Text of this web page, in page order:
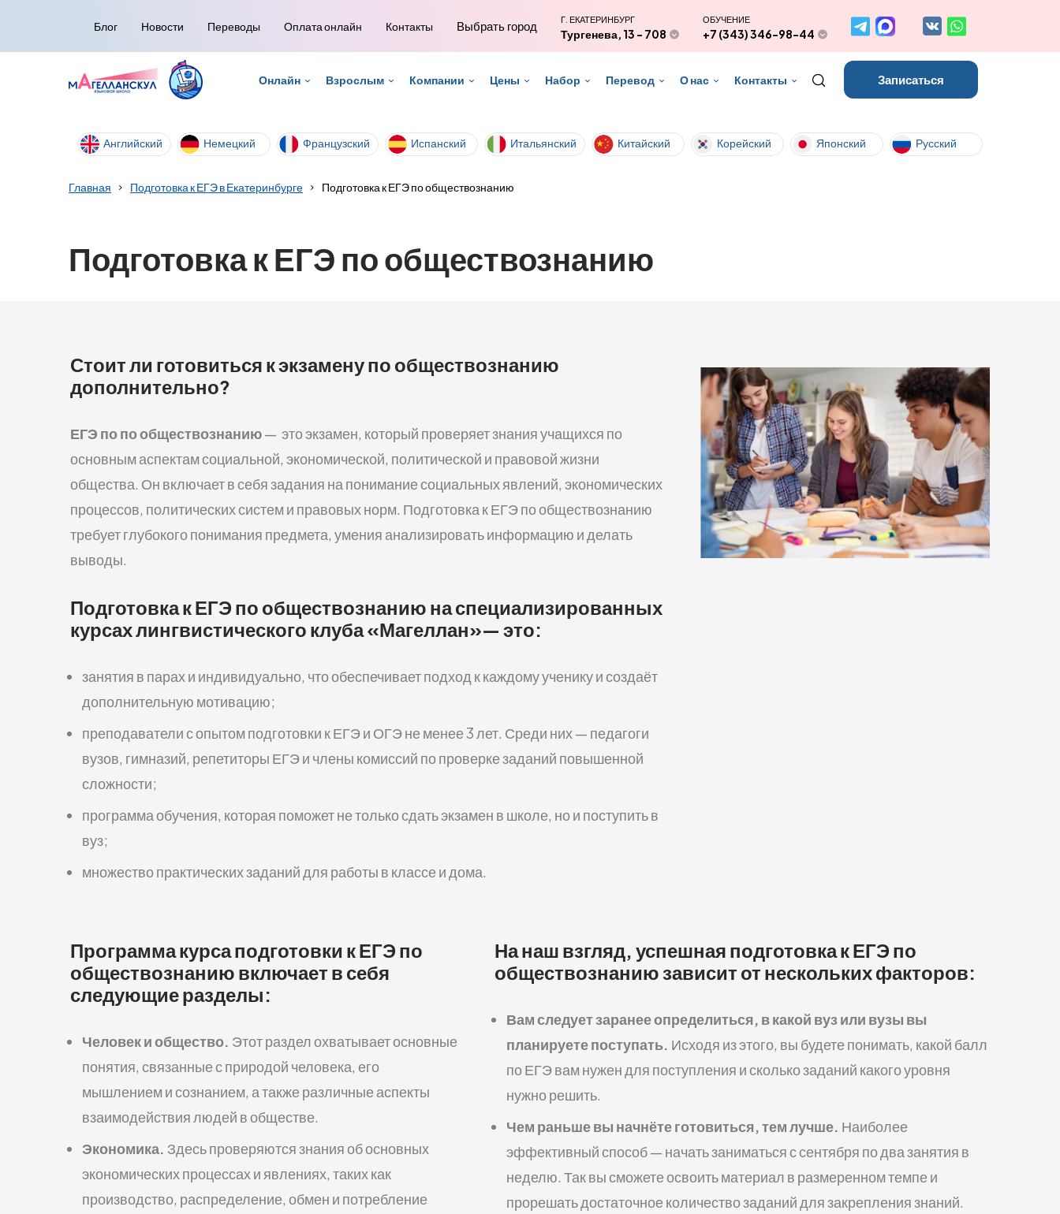
Блог Новости Переводы Оплата онлайн Контакты Выбрать город Г. ЕКАТЕРИНБУРГ
Тургенева, 13 - 708
ОБУЧЕНИЕ
+7 (343) 346-98-44
Онлайн Взрослым Компании Цены Набор Перевод О нас Контакты Записаться
Английский Немецкий Французский Испанский Итальянский Китайский Корейский Японский Русский
Главная Подготовка к ЕГЭ в Екатеринбурге Подготовка к ЕГЭ по обществознанию
Подготовка к ЕГЭ по обществознанию
Стоит ли готовиться к экзамену по обществознанию
дополнительно?
ЕГЭ по по обществознанию— это экзамен, который проверяет знания учащихся по
основным аспектам социальной, экономической, политической и правовой жизни
общества. Он включает в себя задания на понимание социальных явлений, экономических
процессов, политических систем и правовых норм. Подготовка к ЕГЭ по обществознанию
требует глубокого понимания предмета, умения анализировать информацию и делать
выводы.
Подготовка к ЕГЭ по обществознанию на специализированных
курсах лингвистического клуба «Магеллан»— это:
занятия в парах и индивидуально, что обеспечивает подход к каждому ученику и создаёт
дополнительную мотивацию;
преподаватели с опытом подготовки к ЕГЭ и ОГЭ не менее 3 лет. Среди них — педагоги
вузов, гимназий, репетиторы ЕГЭ и члены комиссий по проверке заданий повышенной
сложности;
программа обучения, которая поможет не только сдать экзамен в школе, но и поступить в
вуз;
множество практических заданий для работы в классе и дома.
Программа курса подготовки к ЕГЭ по
обществознанию включает в себя
следующие разделы:
Человек и общество. Этот раздел охватывает основные
понятия, связанные с природой человека, его
мышлением и сознанием, а также различные аспекты
взаимодействия людей в обществе.
Экономика. Здесь проверяются знания об основных
экономических процессах и явлениях, таких как
производство, распределение, обмен и потребление
На наш взгляд, успешная подготовка к ЕГЭ по
обществознанию зависит от нескольких факторов:
Вам следует заранее определиться, в какой вуз или вузы вы
планируете поступать. Исходя из этого, вы будете понимать, какой балл
по ЕГЭ вам нужен для поступления и сколько заданий какого уровня
нужно решить.
Чем раньше вы начнёте готовиться, тем лучше. Наиболее
эффективный способ — начать заниматься с сентября по два занятия в
неделю. Так вы сможете освоить материал в размеренном темпе и
прорешать достаточное количество заданий для закрепления знаний.